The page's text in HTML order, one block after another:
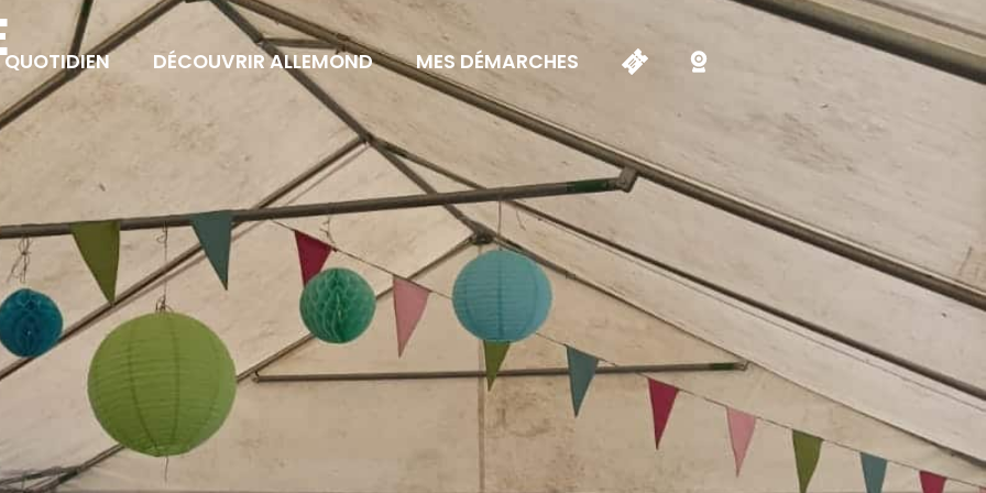
DÉCOUVRIR ALLEMOND MES DÉMARCHES